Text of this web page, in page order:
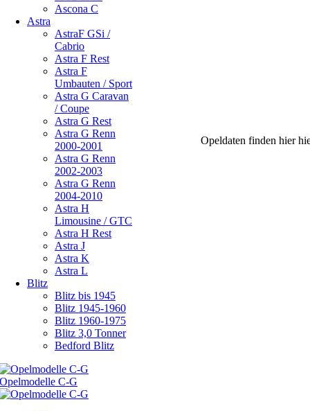
Ascona C
Astra
AstraF GSi /
Cabrio
Astra F Rest
Astra F
Umbauten / Sport
Astra G Caravan
/ Coupe
Astra G Rest
Astra G Renn
2000-2001
Astra G Renn
2002-2003
Astra G Renn
2004-2010
Astra H
Limousine / GTC
Astra H Rest
Astra J
Astra K
Astra L
Blitz
Blitz bis 1945
Blitz 1945-1960
Blitz 1960-1975
Blitz 3,0 Tonner
Bedford Blitz
Opeldaten finden hier